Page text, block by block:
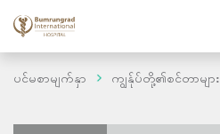
ပင်မစာမျက်နှာ ကျွန်ုပ်တို့၏စင်တာများ